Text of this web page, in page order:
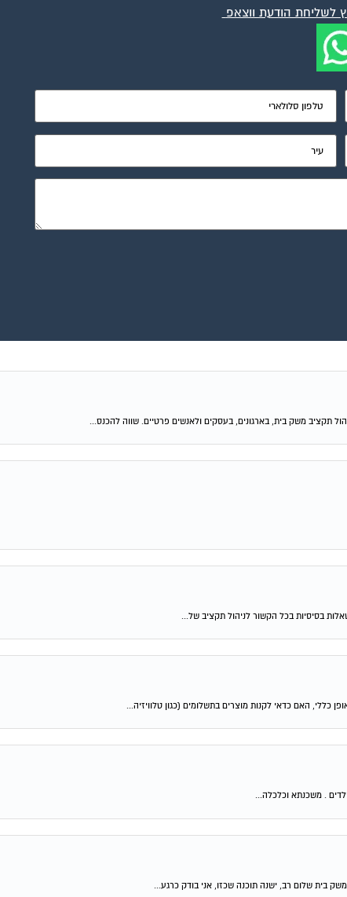
לשליחת הודעת ווצאפ
תקציב משק בית, בארגונים, בעסקים ולאנשים פרטיים. שווה להכנס...
בסיסיות בכל הקשור לניהול תקציב של...
האם כדאי לקנות מוצרים בתשלומים (כגון טלוויזיה...